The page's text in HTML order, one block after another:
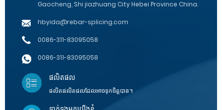
Gaocheng, Shi jiazhuang City Hebei Province China.
hbyida@rebar-splicing.com
0086-311-83095058
0086-311-83095058
ផលិតផល
ផលិតផលិតផលដែលអាចទុកចិត្តបាន។